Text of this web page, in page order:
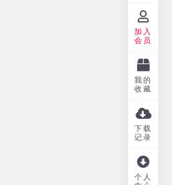
加入
会员
我的
收藏
下载
记录
个人